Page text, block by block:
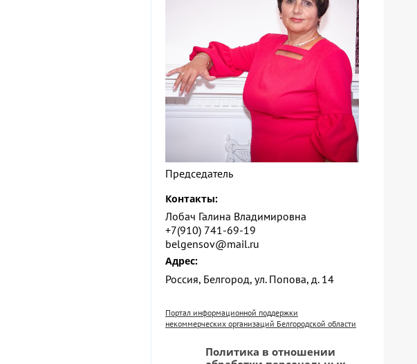
Председатель
Контакты:
Лобач Галина Владимировна
+7(910) 741-69-19
belgensov@mail.ru
Адрес:
Россия, Белгород, ул. Попова, д. 14
Портал информационной поддержки
некоммерческих организаций Белгородской области
Политика в отношении